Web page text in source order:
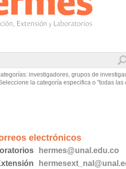
investigadores, grupos de
la categoría especifica o "todas las
electrónicos
hermes@unal.edu.co